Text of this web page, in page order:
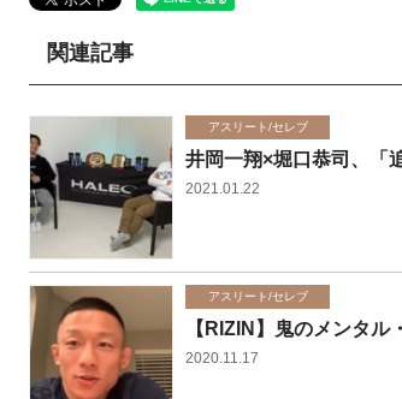
関連記事
アスリート/セレブ
井岡一翔×堀口恭司、「
2021.01.22
アスリート/セレブ
【RIZIN】鬼のメンタ
2020.11.17